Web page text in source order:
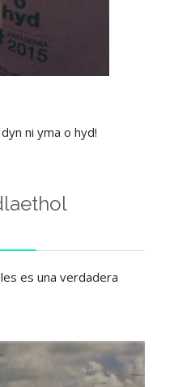
ni yma o hyd!
es una verdadera